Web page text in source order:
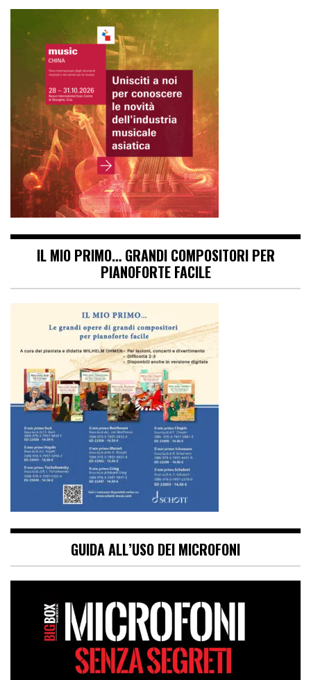
IL MIO PRIMO… GRANDI COMPOSITORI PER
PIANOFORTE FACILE
GUIDA ALL’USO DEI MICROFONI